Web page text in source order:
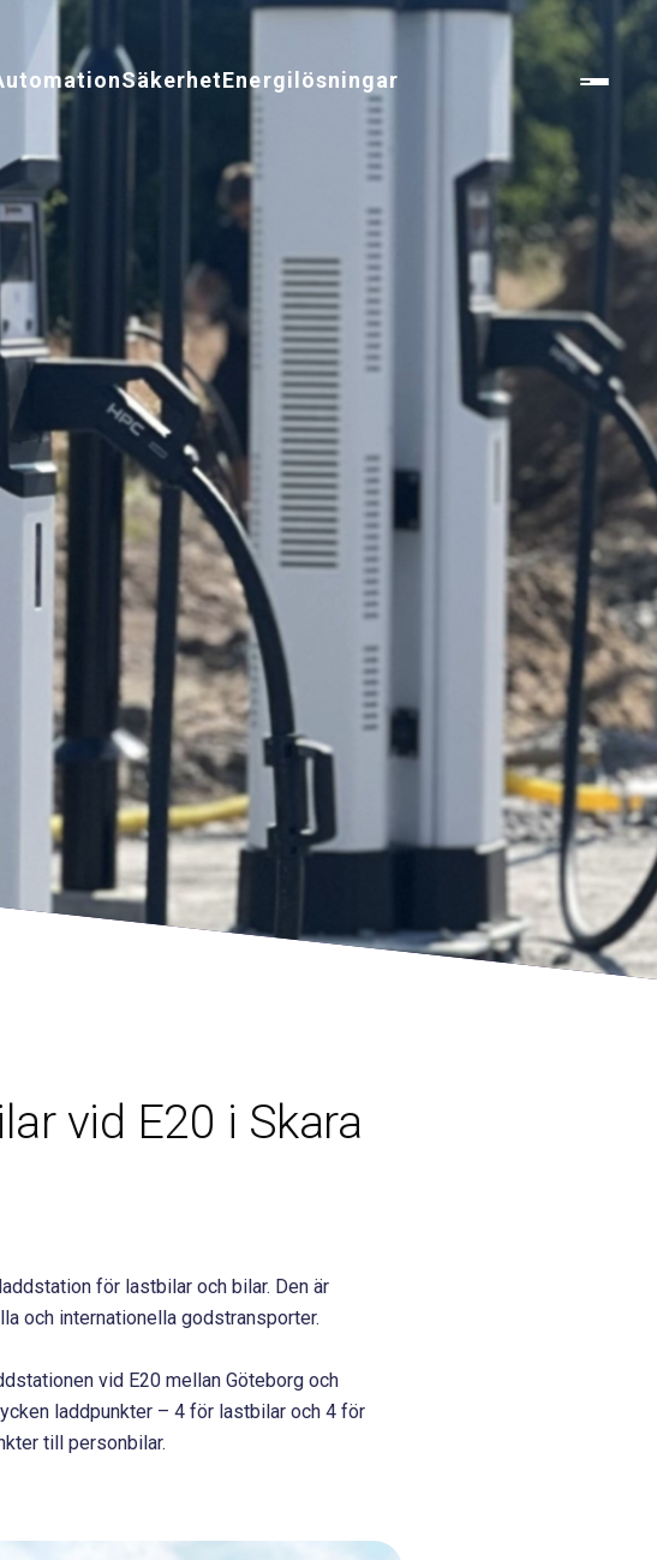
SäkerhetEnergilösningar
vid E20 i Skara
för lastbilar och bilar. Den är
och internationella godstransporter.
vid E20 mellan Göteborg och
laddpunkter – 4 för lastbilar och 4 för
till personbilar.